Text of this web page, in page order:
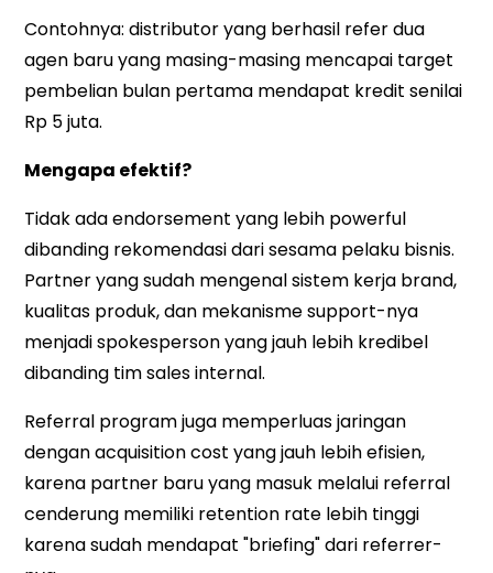
Contohnya: distributor yang berhasil refer dua
agen baru yang masing-masing mencapai target
pembelian bulan pertama mendapat kredit senilai
Rp 5 juta.
Mengapa efektif?
Tidak ada endorsement yang lebih powerful
dibanding rekomendasi dari sesama pelaku bisnis.
Partner yang sudah mengenal sistem kerja brand,
kualitas produk, dan mekanisme support-nya
menjadi spokesperson yang jauh lebih kredibel
dibanding tim sales internal.
Referral program juga memperluas jaringan
dengan acquisition cost yang jauh lebih efisien,
karena partner baru yang masuk melalui referral
cenderung memiliki retention rate lebih tinggi
karena sudah mendapat "briefing" dari referrer-